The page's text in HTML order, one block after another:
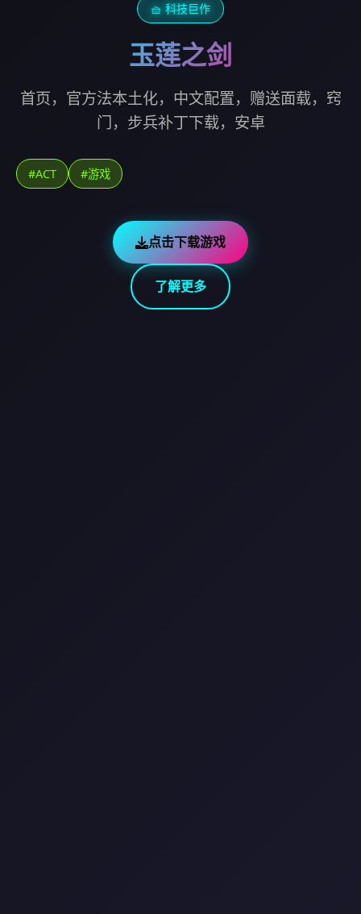
🧺 科技巨作
玉莲之剑
首页，官方法本土化，中文配置，赠送面载，窍
门，步兵补丁下载，安卓
#ACT #游戏
点击下载游戏
了解更多